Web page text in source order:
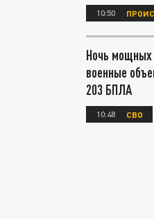
10:50
Ночь мощных
военные
203 БПЛА
10:48 СВО